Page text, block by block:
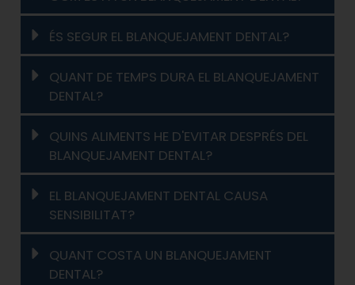
ÉS SEGUR EL BLANQUEJAMENT DENTAL?
QUANT DE TEMPS DURA EL BLANQUEJAMENT
DENTAL?
QUINS ALIMENTS HE D'EVITAR DESPRÉS DEL
BLANQUEJAMENT DENTAL?
EL BLANQUEJAMENT DENTAL CAUSA
SENSIBILITAT?
QUANT COSTA UN BLANQUEJAMENT
DENTAL?